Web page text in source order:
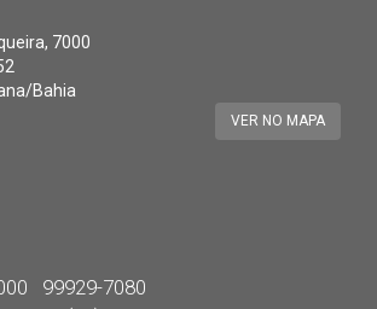
7000
Bahia
VER NO MAPA
99929-7080